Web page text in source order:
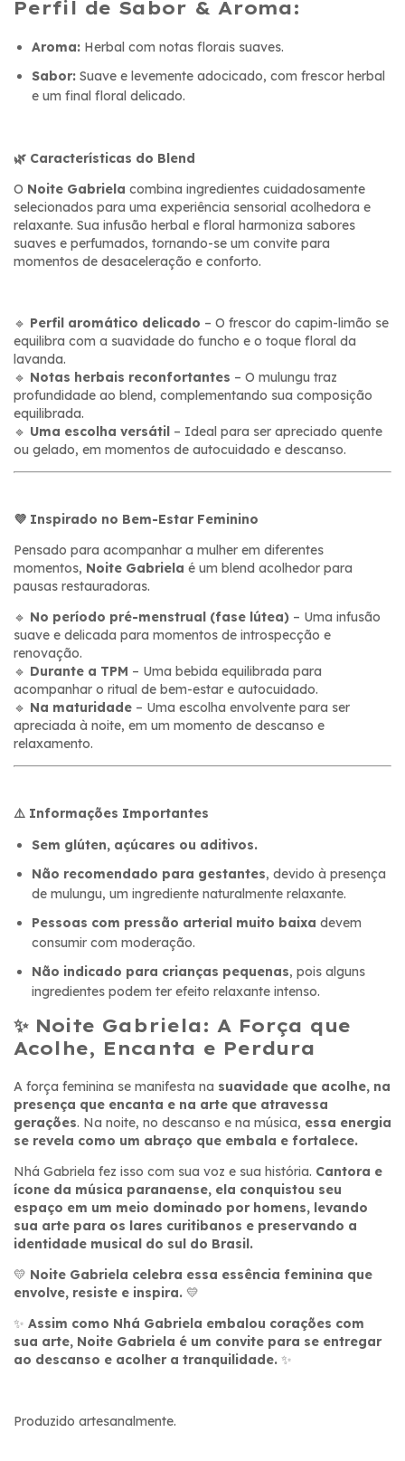
Perfil de Sabor & Aroma:
Aroma: Herbal com notas florais suaves.
Sabor: Suave e levemente adocicado, com frescor herbal
e um final floral delicado.
🌿 Características do Blend
O Noite Gabriela combina ingredientes cuidadosamente
selecionados para uma experiência sensorial acolhedora e
relaxante. Sua infusão herbal e floral harmoniza sabores
suaves e perfumados, tornando-se um convite para
momentos de desaceleração e conforto.
🔹 Perfil aromático delicado – O frescor do capim-limão se
equilibra com a suavidade do funcho e o toque floral da
lavanda.
🔹 Notas herbais reconfortantes – O mulungu traz
profundidade ao blend, complementando sua composição
equilibrada.
🔹 Uma escolha versátil – Ideal para ser apreciado quente
ou gelado, em momentos de autocuidado e descanso.
💜 Inspirado no Bem-Estar Feminino
Pensado para acompanhar a mulher em diferentes
momentos, Noite Gabriela é um blend acolhedor para
pausas restauradoras.
🔹 No período pré-menstrual (fase lútea) – Uma infusão
suave e delicada para momentos de introspecção e
renovação.
🔹 Durante a TPM – Uma bebida equilibrada para
acompanhar o ritual de bem-estar e autocuidado.
🔹 Na maturidade – Uma escolha envolvente para ser
apreciada à noite, em um momento de descanso e
relaxamento.
⚠️ Informações Importantes
Sem glúten, açúcares ou aditivos.
Não recomendado para gestantes, devido à presença
de mulungu, um ingrediente naturalmente relaxante.
Pessoas com pressão arterial muito baixa devem
consumir com moderação.
Não indicado para crianças pequenas, pois alguns
ingredientes podem ter efeito relaxante intenso.
✨ Noite Gabriela: A Força que
Acolhe, Encanta e Perdura
A força feminina se manifesta na suavidade que acolhe, na
presença que encanta e na arte que atravessa
gerações. Na noite, no descanso e na música, essa energia
se revela como um abraço que embala e fortalece.
Nhá Gabriela fez isso com sua voz e sua história. Cantora e
ícone da música paranaense, ela conquistou seu
espaço em um meio dominado por homens, levando
sua arte para os lares curitibanos e preservando a
identidade musical do sul do Brasil.
💛 Noite Gabriela celebra essa essência feminina que
envolve, resiste e inspira. 💛
✨ Assim como Nhá Gabriela embalou corações com
sua arte, Noite Gabriela é um convite para se entregar
ao descanso e acolher a tranquilidade. ✨
Produzido artesanalmente.